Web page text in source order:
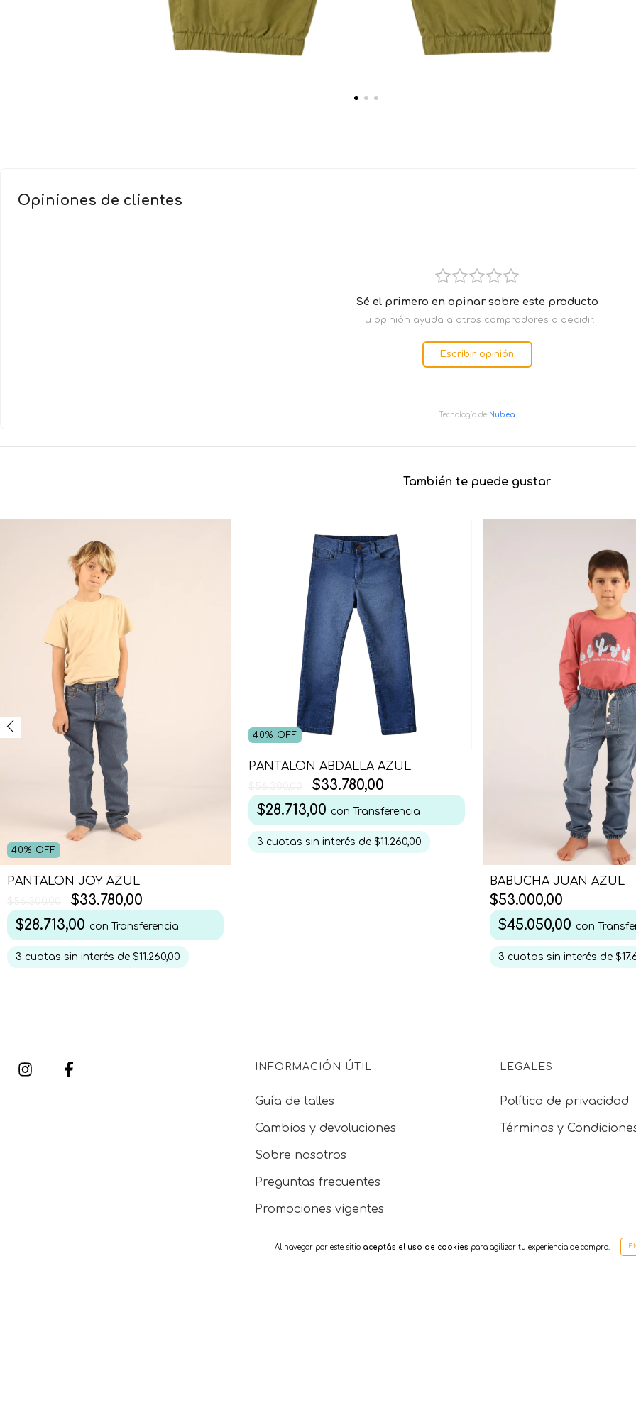
Al navegar por este sitio aceptás el uso de cookies para agilizar tu experiencia de compra.
Opiniones de clientes
Sé el primero en opinar sobre este producto
Tu opinión ayuda a otros compradores a decidir.
Escribir opinión
Tecnología de Nubea
También te puede gustar
40% OFF
PANTALON JOY AZUL
$33.780,00
$28.713,00 con Transferencia
3 cuotas sin interés de $11.260,00
40% OFF
PANTALON ABDALLA AZUL
$33.780,00
$28.713,00 con Transferencia
3 cuotas sin interés de $11.260,00
BABUCHA JUAN AZUL
$53.000,00
$45.050,00 con
3 cuotas sin interés de
INFORMACIÓN ÚTIL
Guía de talles
Cambios y devoluciones
Sobre nosotros
Preguntas frecuentes
Promociones vigentes
LEGALES
Política de privacidad
Términos y